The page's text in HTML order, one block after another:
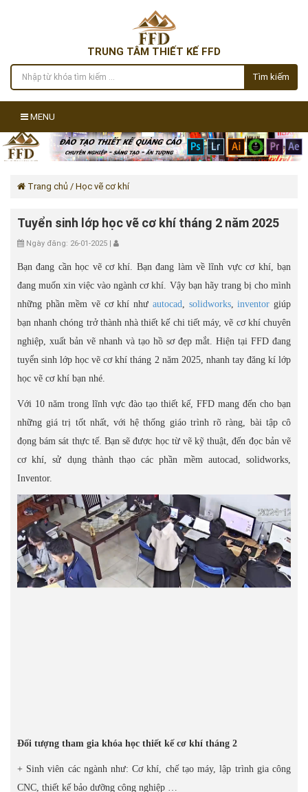
TRUNG TÂM THIẾT KẾ FFD
Tìm kiếm
MENU
Trang chủ / Học vẽ cơ khí
Tuyển sinh lớp học vẽ cơ khí tháng 2 năm 2025
Ngày đăng: 26-01-2025 |
Bạn đang cần học vẽ cơ khí. Bạn đang làm về lĩnh vực cơ khí, bạn
đang muốn xin việc vào ngành cơ khí. Vậy bạn hãy trang bị cho mình
những phần mềm vẽ cơ khí như autocad, solidworks,inventor giúp
bạn nhanh chóng trở thành nhà thiết kế chi tiết máy, vẽ cơ khí chuyên
nghiệp, xuất bản vẽ nhanh và tạo hồ sơ đẹp mắt. Hiện tại FFD đang
tuyển sinh lớp học vẽ cơ khí tháng 2 năm 2025, nhanh tay đăng kí lớp
học vẽ cơ khí bạn nhé.
Với 10 năm trong lĩnh vực đào tạo thiết kế, FFD mang đến cho bạn
những giá trị tốt nhất, với hệ thống giáo trình rõ ràng, bài tập cô
đọng bám sát thực tế. Bạn sẽ được học từ vẽ kỹ thuật, đến đọc bản vẽ
cơ khí, sử dụng thành thạo các phần mềm autocad, solidworks,
Inventor.
Đối tượng tham gia khóa học thiết kế cơ khí tháng 2
+ Sinh viên các ngành như: Cơ khí, chế tạo máy, lập trình gia công
CNC, thiết kế bảo dưỡng công nghiệp …